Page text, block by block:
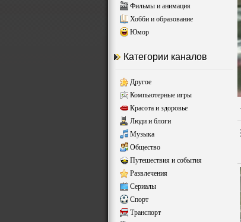
Фильмы и анимация
Хобби и образование
Юмор
Категории каналов
Другое
Компьютерные игры
Красота и здоровье
Люди и блоги
Музыка
Общество
Путешествия и события
Развлечения
Сериалы
Спорт
Транспорт